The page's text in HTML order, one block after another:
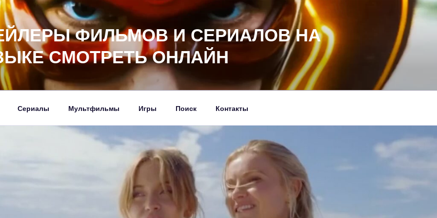
ФИЛЬМОВ И СЕРИАЛОВ НА
СМОТРЕТЬ ОНЛАЙН
Сериалы Мультфильмы Игры Поиск Контакты